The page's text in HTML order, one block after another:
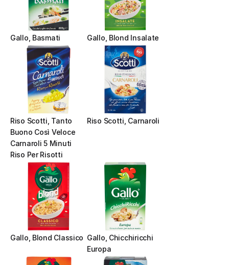
Gallo, Basmati Gallo, Blond Insalate
Riso Scotti, Tanto
Buono Così Veloce
Carnaroli 5 Minuti
Riso Per Risotti
Riso Scotti, Carnaroli
Gallo, Blond Classico Gallo, Chicchiricchi
Europa